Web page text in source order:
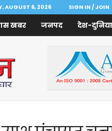
AUGUST 6, 2026 SIGN IN / JOIN
खबर जनपद देश-दुनिया